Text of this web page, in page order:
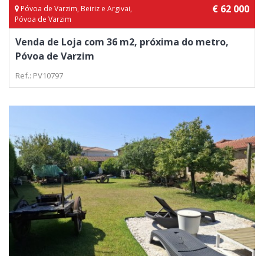
Póvoa de Varzim, Beiriz e Argivai,
Póvoa de Varzim
€ 62 000
Venda de Loja com 36 m2, próxima do metro,
Póvoa de Varzim
Ref.: PV10797